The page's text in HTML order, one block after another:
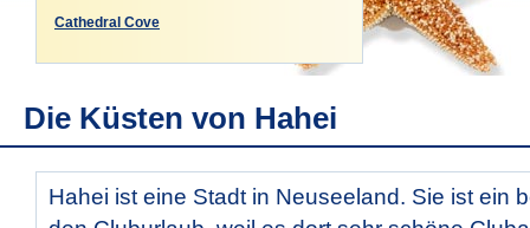
Cathedral Cove
Die Küsten von Hahei
Hahei ist eine Stadt in Neuseeland. Sie ist ein